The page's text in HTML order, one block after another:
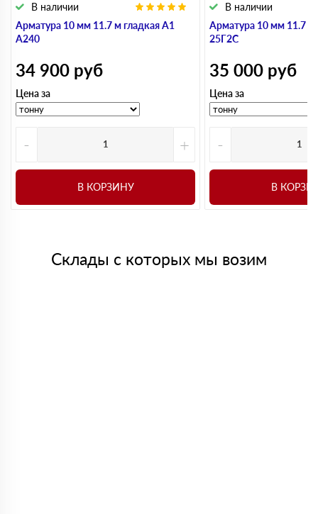
Арматура 10 мм 11.7 м гладкая А1
А240
В наличии
34 900 руб
Цена за
- +
В КОРЗИНУ
Арматура 10 мм 11.7 м
25Г2С
В наличии
35 000 руб
Цена за
-
В
Склады с которых мы возим